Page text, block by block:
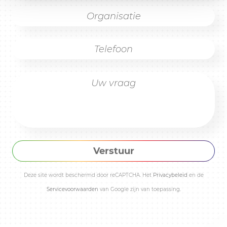
Verstuur
Deze site wordt beschermd door reCAPTCHA. Het Privacybeleid en de
Servicevoorwaarden van Google zijn van toepassing.